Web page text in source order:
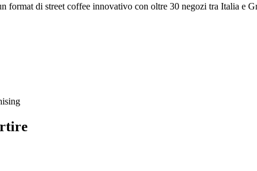
format di street coffee innovativo con oltre 30 negozi tra Italia e